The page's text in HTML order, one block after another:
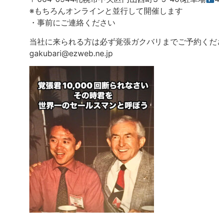
※もちろんオンラインと並行して開催します
・事前にご連絡ください
当社に来られる方は必ず覚張ガクバリまでご予約く
gakubari@ezweb.ne.jp